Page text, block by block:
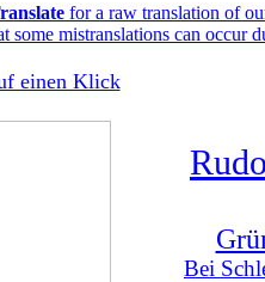
for a raw translation of
some mistranslations can occur
einen Klick
Bei